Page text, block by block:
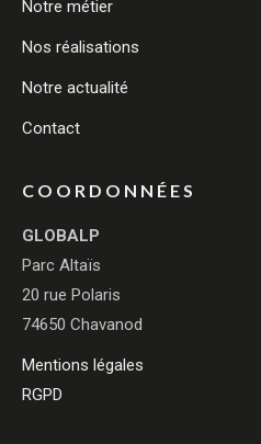
Notre métier
Nos réalisations
Notre actualité
Contact
COORDONNÉES
GLOBALP
Parc Altaïs
20 rue Polaris
74650 Chavanod
Mentions légales
RGPD